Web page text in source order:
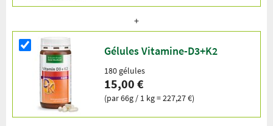
Gélules Vitamine-D3+K2
180 gélules
15,00 €
(par 66g / 1 kg = 227,27 €)